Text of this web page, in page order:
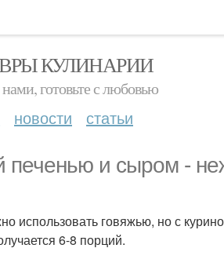
КУЛИНАРИИ
нами, готовьте с любовью
новости статьи
печенью и сыром -
использовать говяжью, но с
6-8 порций.